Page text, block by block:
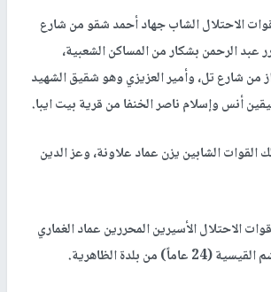
الاحتلال الشاب جهاد أحمد شقو من شارع
عبد الرحمن بشكار من المساكن الشعبية،
من شارع تل، وأمير العزيزي وهو شقيق الشهيد
أنس وإسلام ناصر الخنفا من قرية بيت ايبا.
الشابين يزن عماد علاونة، وعز الدين
الاحتلال الأسيرين المحررين عماد الغماري